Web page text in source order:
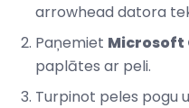
arrowhead datora
Paņemiet Microsoft
paplātes ar peli.
Turpinot peles pogu